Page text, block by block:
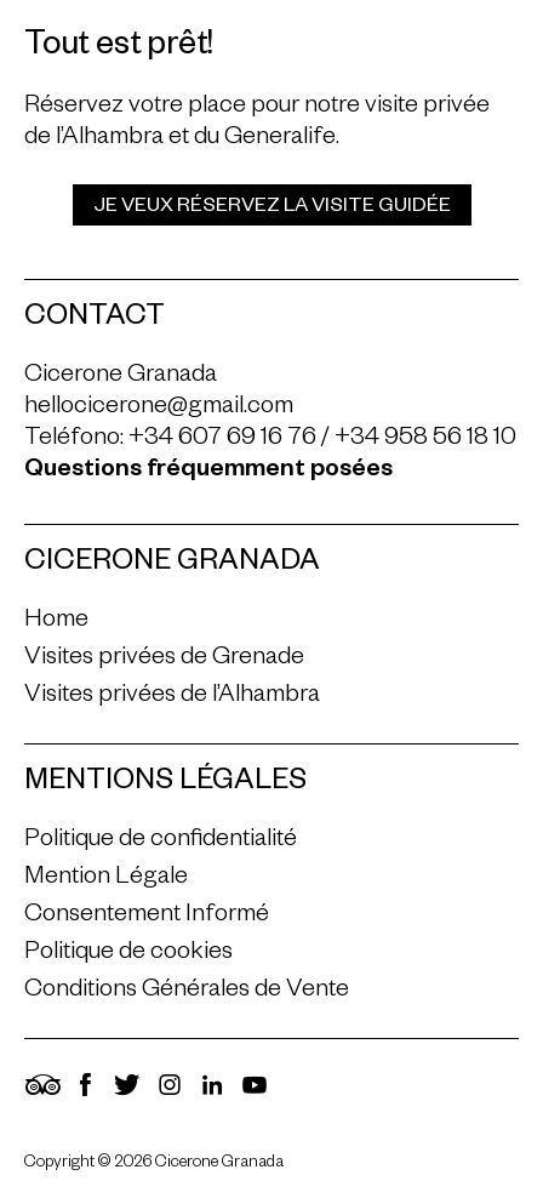
Tout est prêt!
Réservez votre place pour notre visite privée
de l’Alhambra et du Generalife.
JE VEUX RÉSERVEZ LA VISITE GUIDÉE
CONTACT
Cicerone Granada
hellocicerone@gmail.com
Teléfono: +34 607 69 16 76/ +34 958 56 18 10
Questions fréquemment posées
CICERONE GRANADA
Home
Visites privées de Grenade
Visites privées de l’Alhambra
MENTIONS LÉGALES
Politique de confidentialité
Mention Légale
Consentement Informé
Politique de cookies
Conditions Générales de Vente
TripAdvisor
Facebook
TwitterInstagram
LinkedIn
Copyright © 2026 Cicerone Granada